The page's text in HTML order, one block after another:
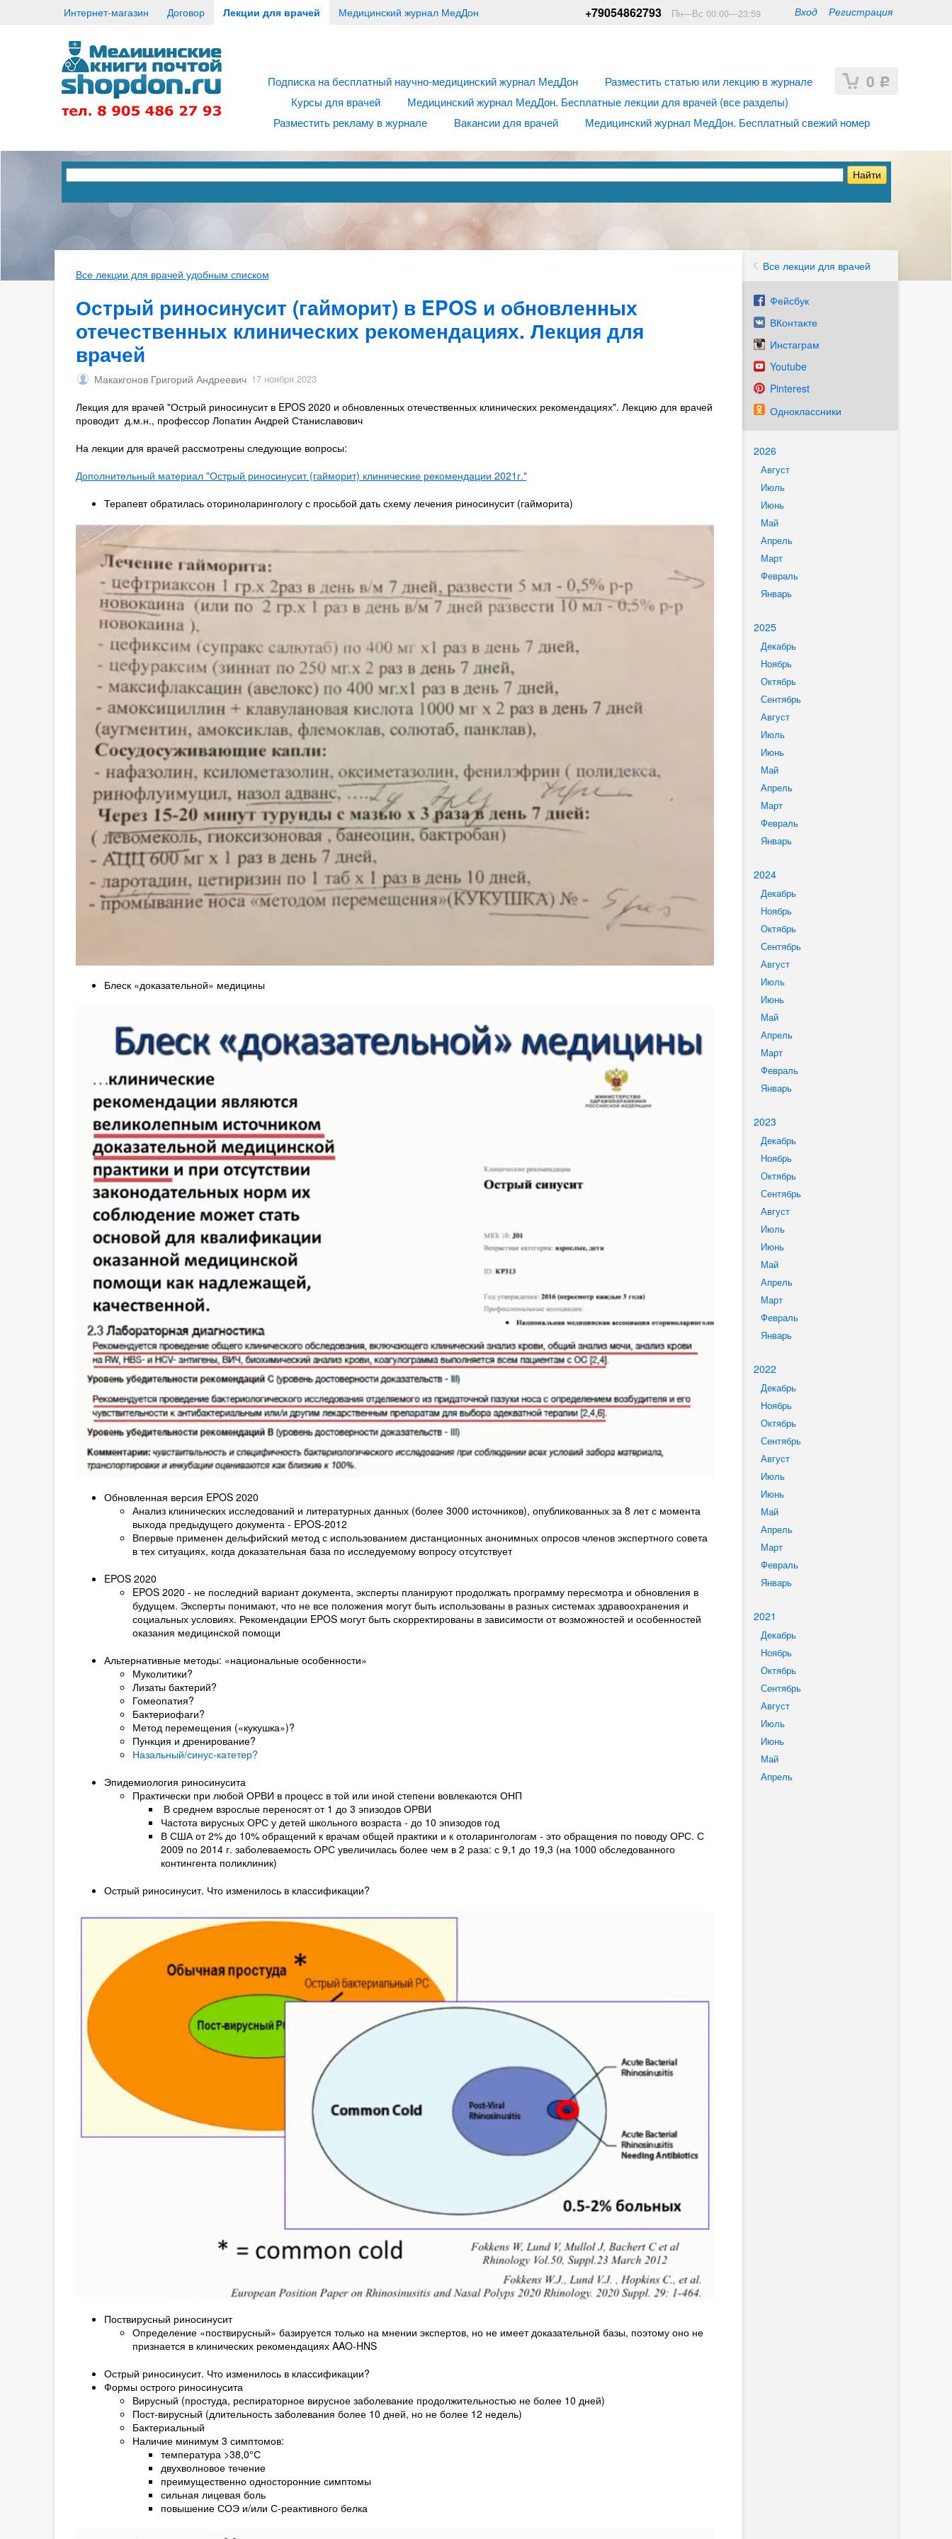
Интернет-магазин Договор Лекции для врачей Медицинский журнал МедДон Вход Регистрация
+79054862793 Пн—Вс 00:00—23:59
0 Р
Подписка на бесплатный научно-медицинский журнал МедДон
Разместить статью или лекцию в журнале
Курсы для врачей
Медицинский журнал МедДон. Бесплатные лекции для врачей (все разделы)
Разместить рекламу в журнале
Вакансии для врачей Медицинский журнал МедДон. Бесплатный свежий номер
Все лекции для врачей
Фейсбук
ВКонтакте
Инстаграм
Youtube
Pinterest
Одноклассники
2026
Август
Июль
Июнь
Май
Апрель
Март
Февраль
Январь
2025
Декабрь
Ноябрь
Октябрь
Сентябрь
Август
Июль
Июнь
Май
Апрель
Март
Февраль
Январь
2024
Декабрь
Ноябрь
Октябрь
Сентябрь
Август
Июль
Июнь
Май
Апрель
Март
Февраль
Январь
2023
Декабрь
Ноябрь
Октябрь
Сентябрь
Август
Июль
Июнь
Май
Апрель
Март
Февраль
Январь
2022
Декабрь
Ноябрь
Октябрь
Сентябрь
Август
Июль
Июнь
Май
Апрель
Март
Февраль
Январь
2021
Декабрь
Ноябрь
Октябрь
Сентябрь
Август
Июль
Июнь
Май
Апрель
Все лекции для врачей удобным списком
Острый риносинусит (гайморит) в EPOS и обновленных
отечественных клинических рекомендациях. Лекция для
врачей
Макакгонов Григорий Андреевич 17 ноября 2023
Лекция для врачей "Острый риносинусит в EPOS 2020 и обновленных отечественных клинических рекомендациях". Лекцию для врачей
проводит д.м.н., профессор Лопатин Андрей Станиславович
На лекции для врачей рассмотрены следующие вопросы:
Дополнительный материал "Острый риносинусит (гайморит) клинические рекомендации 2021г."
Терапевт обратилась оториноларингологу с просьбой дать схему лечения риносинусит (гайморита)
Блеск «доказательной» медицины
Обновленная версия EPOS 2020
Анализ клинических исследований и литературных данных (более 3000 источников), опубликованных за 8 лет с момента
выхода предыдущего документа - EPOS-2012
Впервые применен дельфийский метод с использованием дистанционных анонимных опросов членов экспертного совета
в тех ситуациях, когда доказательная база по исследуемому вопросу отсутствует
EPOS 2020
EPOS 2020 - не последний вариант документа, эксперты планируют продолжать программу пересмотра и обновления в
будущем. Эксперты понимают, что не все положения могут быть использованы в разных системах здравоохранения и
социальных условиях. Рекомендации EPOS могут быть скорректированы в зависимости от возможностей и особенностей
оказания медицинской помощи
Альтернативные методы: «национальные особенности»
Муколитики?
Лизаты бактерий?
Гомеопатия?
Бактериофаги?
Метод перемещения («кукушка»)?
Пункция и дренирование?
Назальный/синус-катетер?
Эпидемиология риносинусита
Практически при любой ОРВИ в процесс в той или иной степени вовлекаются ОНП
В среднем взрослые переносят от 1 до 3 эпизодов ОРВИ
Частота вирусных ОРС у детей школьного возраста - до 10 эпизодов год
В США от 2% до 10% обращений к врачам общей практики и к отоларингологам - это обращения по поводу ОРС. С
2009 по 2014 г. заболеваемость ОРС увеличилась более чем в 2 раза: с 9,1 до 19,3 (на 1000 обследованного
контингента поликлиник)
Острый риносинусит. Что изменилось в классификации?
Поствирусный риносинусит
Определение «поствирусный» базируется только на мнении экспертов, но не имеет доказательной базы, поэтому оно не
признается в клинических рекомендациях AAO-HNS
Острый риносинусит. Что изменилось в классификации?
Формы острого риносинусита
Вирусный (простуда, респираторное вирусное заболевание продолжительностью не более 10 дней)
Пост-вирусный (длительность заболевания более 10 дней, но не более 12 недель)
Бактериальный
Наличие минимум 3 симптомов:
температура >38,0°С
двухволновое течение
преимущественно односторонние симптомы
сильная лицевая боль
повышение СОЭ и/или С-реактивного белка